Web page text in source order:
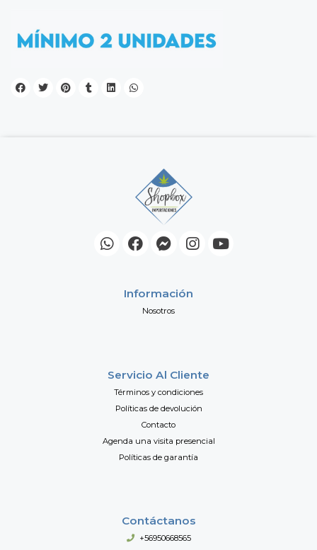
Información
Nosotros
Servicio Al Cliente
Términos y condiciones
Políticas de devolución
Contacto
Agenda una visita presencial
Políticas de garantía
Contáctanos
+56950668565